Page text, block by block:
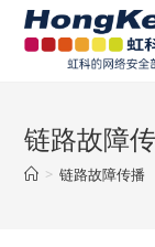
链路故障
> 链路故障传播